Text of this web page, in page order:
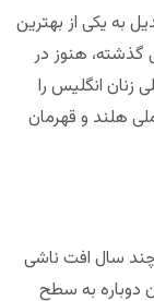
به یکی از بهترین
گذشته، هنوز در
زنان انگلیس را
هلند و قهرمان
چند سال افت ناشی
دوباره به سطح